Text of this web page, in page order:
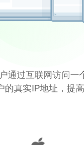
通过互联网访问一
的真实IP地址，提